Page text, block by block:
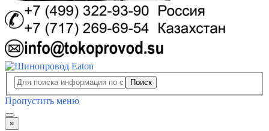
Поиск
Пропустить меню
×